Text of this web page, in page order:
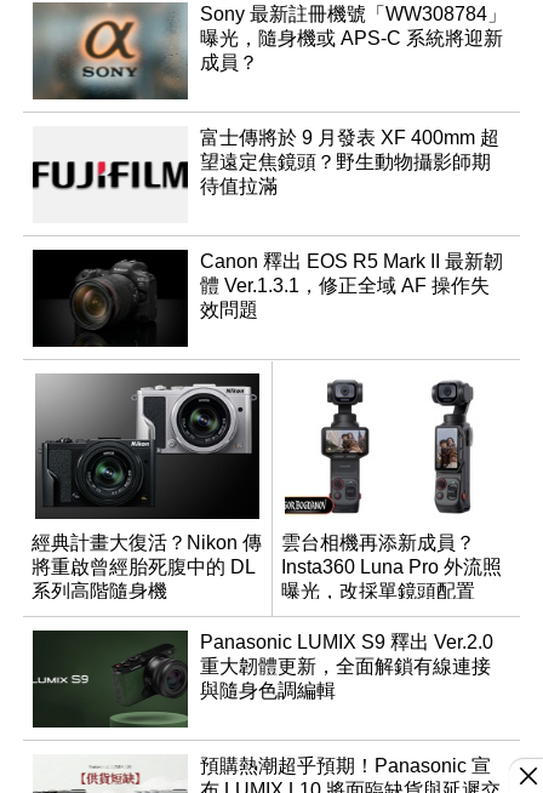
Sony 最新註冊機號「WW308784」
曝光，隨身機或 APS-C 系統將迎新
成員？
富士傳將於 9 月發表 XF 400mm 超
望遠定焦鏡頭？野生動物攝影師期
待值拉滿
Canon 釋出 EOS R5 Mark II 最新韌
體 Ver.1.3.1，修正全域 AF 操作失
效問題
經典計畫大復活？Nikon 傳
將重啟曾經胎死腹中的 DL
系列高階隨身機
雲台相機再添新成員？
Insta360 Luna Pro 外流照
曝光，改採單鏡頭配置
Panasonic LUMIX S9 釋出 Ver.2.0
重大韌體更新，全面解鎖有線連接
與隨身色調編輯
預購熱潮超乎預期！Panasonic 宣